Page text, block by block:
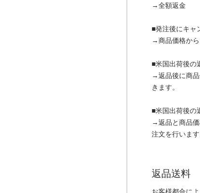
→全額返金
■発注後にキャ
→商品価格から
■米国出荷後の
→返品後に商
きます。
■米国出荷後の
→返品と商品
注文を行います
返品送料